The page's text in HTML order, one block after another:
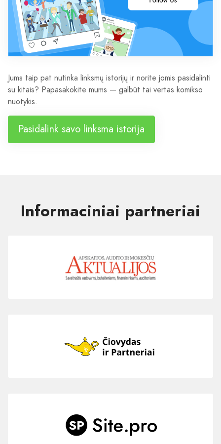
Jums taip pat nutinka linksmų istorijų ir norite jomis pasidalinti
su kitais? Papasakokite mums — galbūt tai vertas komikso
nuotykis.
Pasidalink savo linksma istorija
Informaciniai partneriai